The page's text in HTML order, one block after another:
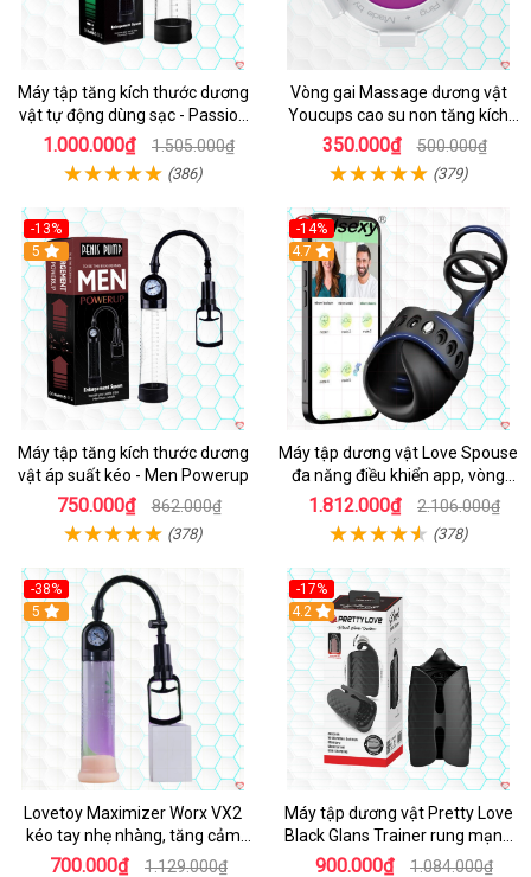
Máy tập tăng kích thước dương
vật tự động dùng sạc - Passion
Pump
1.000.000₫ 1.505.000₫
(386)
Vòng gai Massage dương vật
Youcups cao su non tăng kích
thước
350.000₫ 500.000₫
(379)
-13%
Hot
5
Máy tập tăng kích thước dương
vật áp suất kéo - Men Powerup
750.000₫ 862.000₫
(378)
-14%
4.7
Máy tập dương vật Love Spouse
đa năng điều khiển app, vòng
đeo siêu tiện
1.812.000₫ 2.106.000₫
(378)
-38%
Hot
5
Lovetoy Maximizer Worx VX2
kéo tay nhẹ nhàng, tăng cảm
xúc
700.000₫ 1.129.000₫
-17%
4.2
Máy tập dương vật Pretty Love
Black Glans Trainer rung mạnh
giúp kéo dài thời gian quan hệ
900.000₫ 1.084.000₫